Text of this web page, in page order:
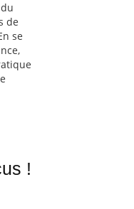
de
se
!